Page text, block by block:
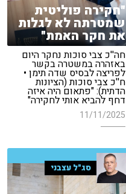
"חקירה פוליטית
שמטרתה לא לגלות
את חקר האמת"
חה''כ צבי סוכות נחקר היום
באזהרה במשטרה בקשר
לפריצה לבסיס שדה תימן •
ח''כ צבי סוכות (הציונות
הדתית): "פתאום היה איזה
דחף להביא אותי לחקירה"
11/11/2025
סג"ל עצבני